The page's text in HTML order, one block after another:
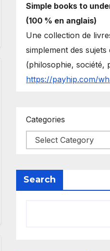
Simple books to
(100 % en anglais)
Une collection de
simplement des sujets
(philosophie, société,
https://payhip.com/
Categories
Search